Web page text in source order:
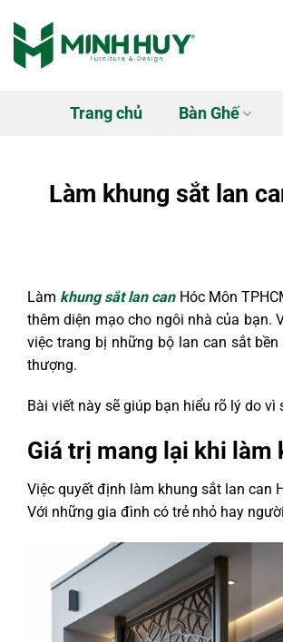
qua
nội
Trang chủ Bàn Ghế
Làm khung sắt lan
Làm khung sắt lan canHóc Môn
thêm diện mạo cho ngôi nhà của bạn.
việc trang bị những bộ lan can sắt
thượng.
Bài viết này sẽ giúp bạn hiểu rõ lý do
Giá trị mang lại khi làm
Việc quyết định làm khung sắt lan can
Với những gia đình có trẻ nhỏ hay